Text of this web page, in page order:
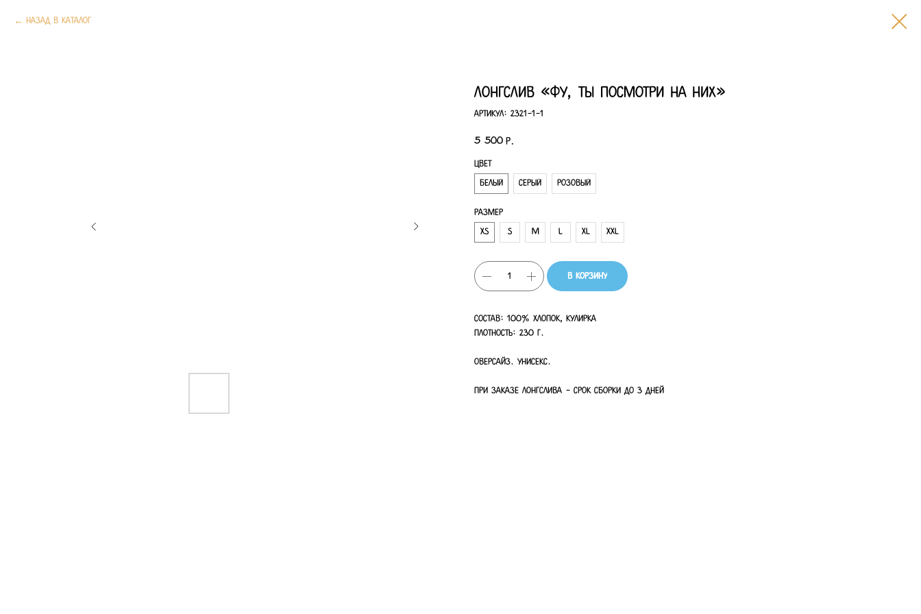
Назад в каталог
лонгслив «фу, ты посмотри на них»
Артикул: 2321-1-1
5 500 р.
Цвет
Белый Серый Розовый
Размер
XS S M L XL XXL
В корзину
Состав: 100% хлопок, кулирка
Плотность: 230 г.
Оверсайз. Унисекс.
При заказе лонгслива - срок сборки до 3 дней